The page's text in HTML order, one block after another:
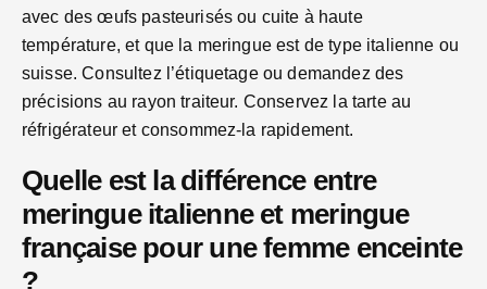
avec des œufs pasteurisés ou cuite à haute
température, et que la meringue est de type italienne ou
suisse. Consultez l’étiquetage ou demandez des
précisions au rayon traiteur. Conservez la tarte au
réfrigérateur et consommez-la rapidement.
Quelle est la différence entre
meringue italienne et meringue
française pour une femme enceinte
?